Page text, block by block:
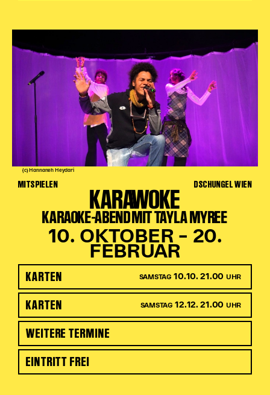
(c) Hannaneh Heydari
MITSPIELEN DSCHUNGEL WIEN
KARAWOKE
KARAOKE-ABEND MIT TAYLA MYREE
10. OKTOBER – 20.
FEBRUAR
KARTEN SAMSTAG 10.10. 21.00 UHR
KARTEN SAMSTAG 12.12. 21.00 UHR
WEITERE TERMINE
EINTRITT FREI